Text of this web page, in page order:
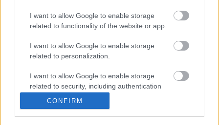
I want to allow Google to enable storage
related to functionality of the website or app.
I want to allow Google to enable storage
related to personalization.
I want to allow Google to enable storage
related to security, including authentication
CONFIRM
Amire többmillióan vártunk: szombattól
másodfokúra csökken a riasztás
KIEMELT
Kecskeméten is szakirányú